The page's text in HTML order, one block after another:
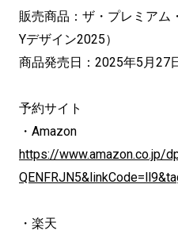
販売商品：ザ・プレミアム
Yデザイン2025）
商品発売日：2025年5月27
予約サイト
・Amazon
https://www.amazon.co.jp/
・楽天